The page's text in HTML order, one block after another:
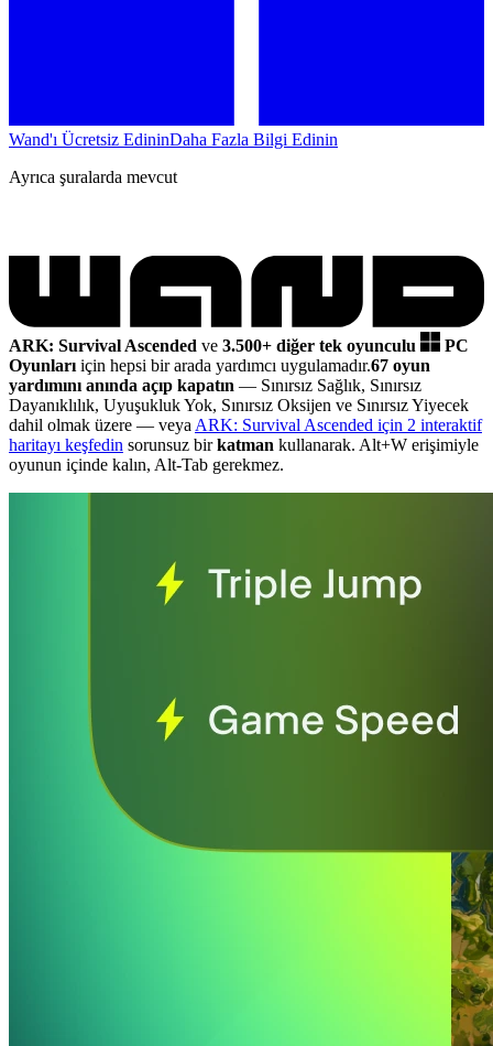
Wand'ı Ücretsiz EdininDaha Fazla Bilgi Edinin
Ayrıca şuralarda mevcut
ARK: Survival Ascended ve 3.500+ diğer tek oyunculu
PC
Oyunları için hepsi bir arada yardımcı uygulamadır.67 oyun
yardımını anında açıp kapatın — Sınırsız Sağlık, Sınırsız
Dayanıklılık, Uyuşukluk Yok, Sınırsız Oksijen ve Sınırsız Yiyecek
dahil olmak üzere — veya ARK: Survival Ascended için 2 interaktif
haritayı keşfedin sorunsuz birkatman kullanarak. Alt+W erişimiyle
oyunun içinde kalın, Alt-Tab gerekmez.